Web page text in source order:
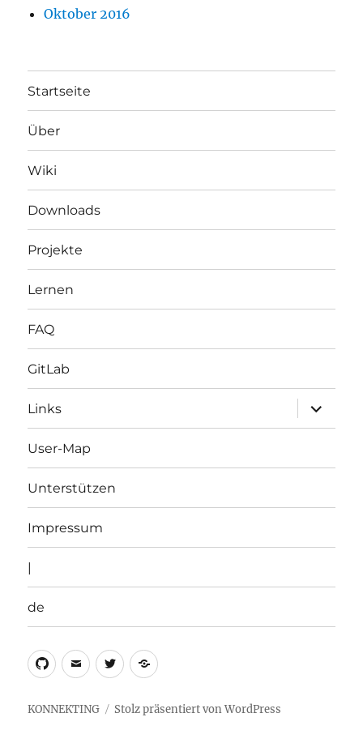
Oktober 2016
Startseite
Über
Wiki
Downloads
Projekte
Lernen
FAQ
GitLab
Links
öffnen
User-Map
Unterstützen
Impressum
|
de
GithubEmailTwitter
KONNEKTING Stolz präsentiert von WordPress